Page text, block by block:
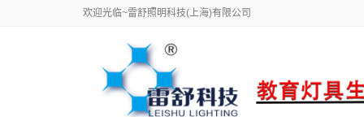
欢迎光临~雷舒照明科技(上海)有限公司